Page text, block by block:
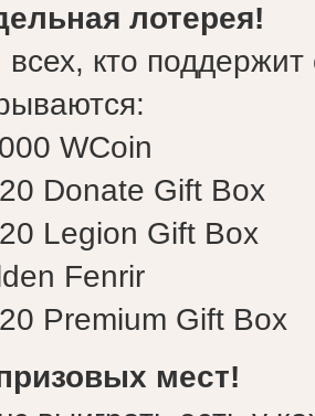
лотерея!
кто
WCoin
Donate Gift Box
Legion Gift Box
Fenrir
Premium Gift Box
мест!